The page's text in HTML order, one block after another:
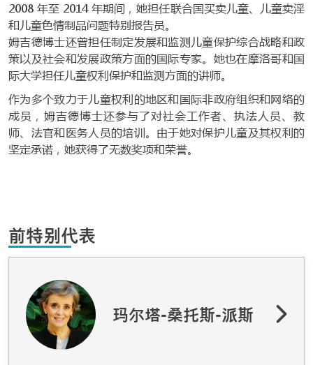
2008 年至 2014 年期间，她担任联合国买卖儿童、儿童卖淫
和儿童色情制品问题特别报告员。
姆吉德博士还曾担任制定发展和监测儿童保护综合战略和政
策以及社会和发展政策方面的国际专家。她也在摩洛哥和国
际大学担任儿童权利保护和监测方面的讲师。
作为多个致力于儿童权利的地区和国际非政府组织和网络的
成员，姆吉德博士还参与了对社会工作者、执法人员、教
师、法官和医务人员的培训。由于她对保护儿童及其权利的
坚定承诺，她获得了无数奖项和荣誉。
前特别代表
玛尔塔-桑托斯-派斯